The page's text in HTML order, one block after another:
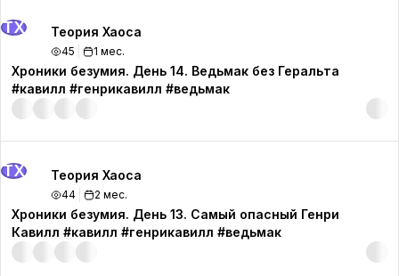
ТХ Теория Хаоса
45 1 мес.
Хроники безумия. День 14. Ведьмак без Геральта
#кавилл #генрикавилл #ведьмак
ТХ Теория Хаоса
44 2 мес.
Хроники безумия. День 13. Самый опасный Генри
Кавилл #кавилл #генрикавилл #ведьмак